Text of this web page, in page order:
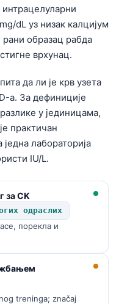
dL уз низак калцијум
образац рабда
врхунац.
да ли је крв узета
а. За дефиниције
у јединицама,
је практичан
лабораторија
IU/L.
за CK
одраслих
порекла и
treninga; značaj